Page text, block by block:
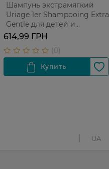
Шампунь экстрамягкий
Uriage 1er Shampooing Extra
Gentle для детей и
младенцев 200 мл
614,99 ГРН
UA